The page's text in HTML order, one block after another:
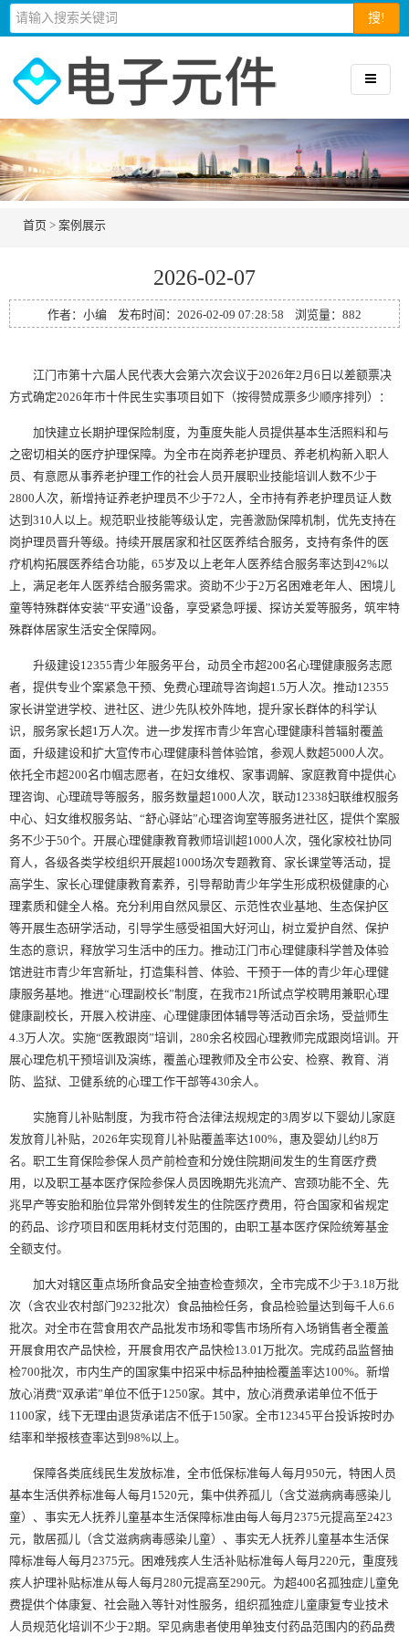
搜!
首页 > 案例展示
2026-02-07
作者：小编 发布时间：2026-02-09 07:28:58 浏览量： 882
江门市第十六届人民代表大会第六次会议于2026年2月6日以差额票决
方式确定2026年市十件民生实事项目如下（按得赞成票多少顺序排列）：
加快建立长期护理保险制度，为重度失能人员提供基本生活照料和与
之密切相关的医疗护理保障。为全市在岗养老护理员、养老机构新入职人
员、有意愿从事养老护理工作的社会人员开展职业技能培训人数不少于
2800人次，新增持证养老护理员不少于72人，全市持有养老护理员证人数
达到310人以上。规范职业技能等级认定，完善激励保障机制，优先支持在
岗护理员晋升等级。持续开展居家和社区医养结合服务，支持有条件的医
疗机构拓展医养结合功能，65岁及以上老年人医养结合服务率达到42%以
上，满足老年人医养结合服务需求。资助不少于2万名困难老年人、困境儿
童等特殊群体安装“平安通”设备，享受紧急呼援、探访关爱等服务，筑牢特
殊群体居家生活安全保障网。
升级建设12355青少年服务平台，动员全市超200名心理健康服务志愿
者，提供专业个案紧急干预、免费心理疏导咨询超1.5万人次。推动12355
家长讲堂进学校、进社区、进少先队校外阵地，提升家长群体的科学认
识，服务家长超1万人次。进一步发挥市青少年宫心理健康科普辐射覆盖
面，升级建设和扩大宣传市心理健康科普体验馆，参观人数超5000人次。
依托全市超200名巾帼志愿者，在妇女维权、家事调解、家庭教育中提供心
理咨询、心理疏导等服务，服务数量超1000人次，联动12338妇联维权服务
中心、妇女维权服务站、“舒心驿站”心理咨询室等服务进社区，提供个案服
务不少于50个。开展心理健康教育教师培训超1000人次，强化家校社协同
育人，各级各类学校组织开展超1000场次专题教育、家长课堂等活动，提
高学生、家长心理健康教育素养，引导帮助青少年学生形成积极健康的心
理素质和健全人格。充分利用自然风景区、示范性农业基地、生态保护区
等开展生态研学活动，引导学生感受祖国大好河山，树立爱护自然、保护
生态的意识，释放学习生活中的压力。推动江门市心理健康科学普及体验
馆进驻市青少年宫新址，打造集科普、体验、干预于一体的青少年心理健
康服务基地。推进“心理副校长”制度，在我市21所试点学校聘用兼职心理
健康副校长，开展入校讲座、心理健康团体辅导等活动百余场，受益师生
4.3万人次。实施“医教跟岗”培训，280余名校园心理教师完成跟岗培训。开
展心理危机干预培训及演练，覆盖心理教师及全市公安、检察、教育、消
防、监狱、卫健系统的心理工作干部等430余人。
实施育儿补贴制度，为我市符合法律法规规定的3周岁以下婴幼儿家庭
发放育儿补贴，2026年实现育儿补贴覆盖率达100%，惠及婴幼儿约8万
名。职工生育保险参保人员产前检查和分娩住院期间发生的生育医疗费
用，以及职工基本医疗保险参保人员因晚期先兆流产、宫颈功能不全、先
兆早产等安胎和胎位异常外倒转发生的住院医疗费用，符合国家和省规定
的药品、诊疗项目和医用耗材支付范围的，由职工基本医疗保险统筹基金
全额支付。
加大对辖区重点场所食品安全抽查检查频次，全市完成不少于3.18万批
次（含农业农村部门9232批次）食品抽检任务，食品检验量达到每千人6.6
批次。对全市在营食用农产品批发市场和零售市场所有入场销售者全覆盖
开展食用农产品快检，开展食用农产品快检13.01万批次。完成药品监督抽
检700批次，市内生产的国家集中招采中标品种抽检覆盖率达100%。新增
放心消费“双承诺”单位不低于1250家。其中，放心消费承诺单位不低于
1100家，线下无理由退货承诺店不低于150家。全市12345平台投诉按时办
结率和举报核查率达到98%以上。
保障各类底线民生发放标准，全市低保标准每人每月950元，特困人员
基本生活供养标准每人每月1520元，集中供养孤儿（含艾滋病病毒感染儿
童）、事实无人抚养儿童基本生活保障标准由每人每月2375元提高至2423
元，散居孤儿（含艾滋病病毒感染儿童）、事实无人抚养儿童基本生活保
障标准每人每月2375元。困难残疾人生活补贴标准每人每月220元，重度残
疾人护理补贴标准从每人每月280元提高至290元。为超400名孤独症儿童免
费提供个体康复、社会融入等针对性服务，组织孤独症儿童康复专业技术
人员规范化培训不少于2期。罕见病患者使用单独支付药品范围内的药品费